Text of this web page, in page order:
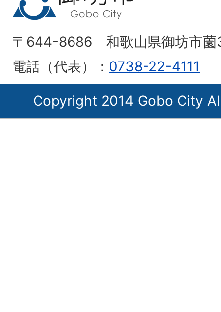
〒644-8686 和歌山県御坊市薗
電話（代表）： 0738-22-4111
Copyright 2014 Gobo City